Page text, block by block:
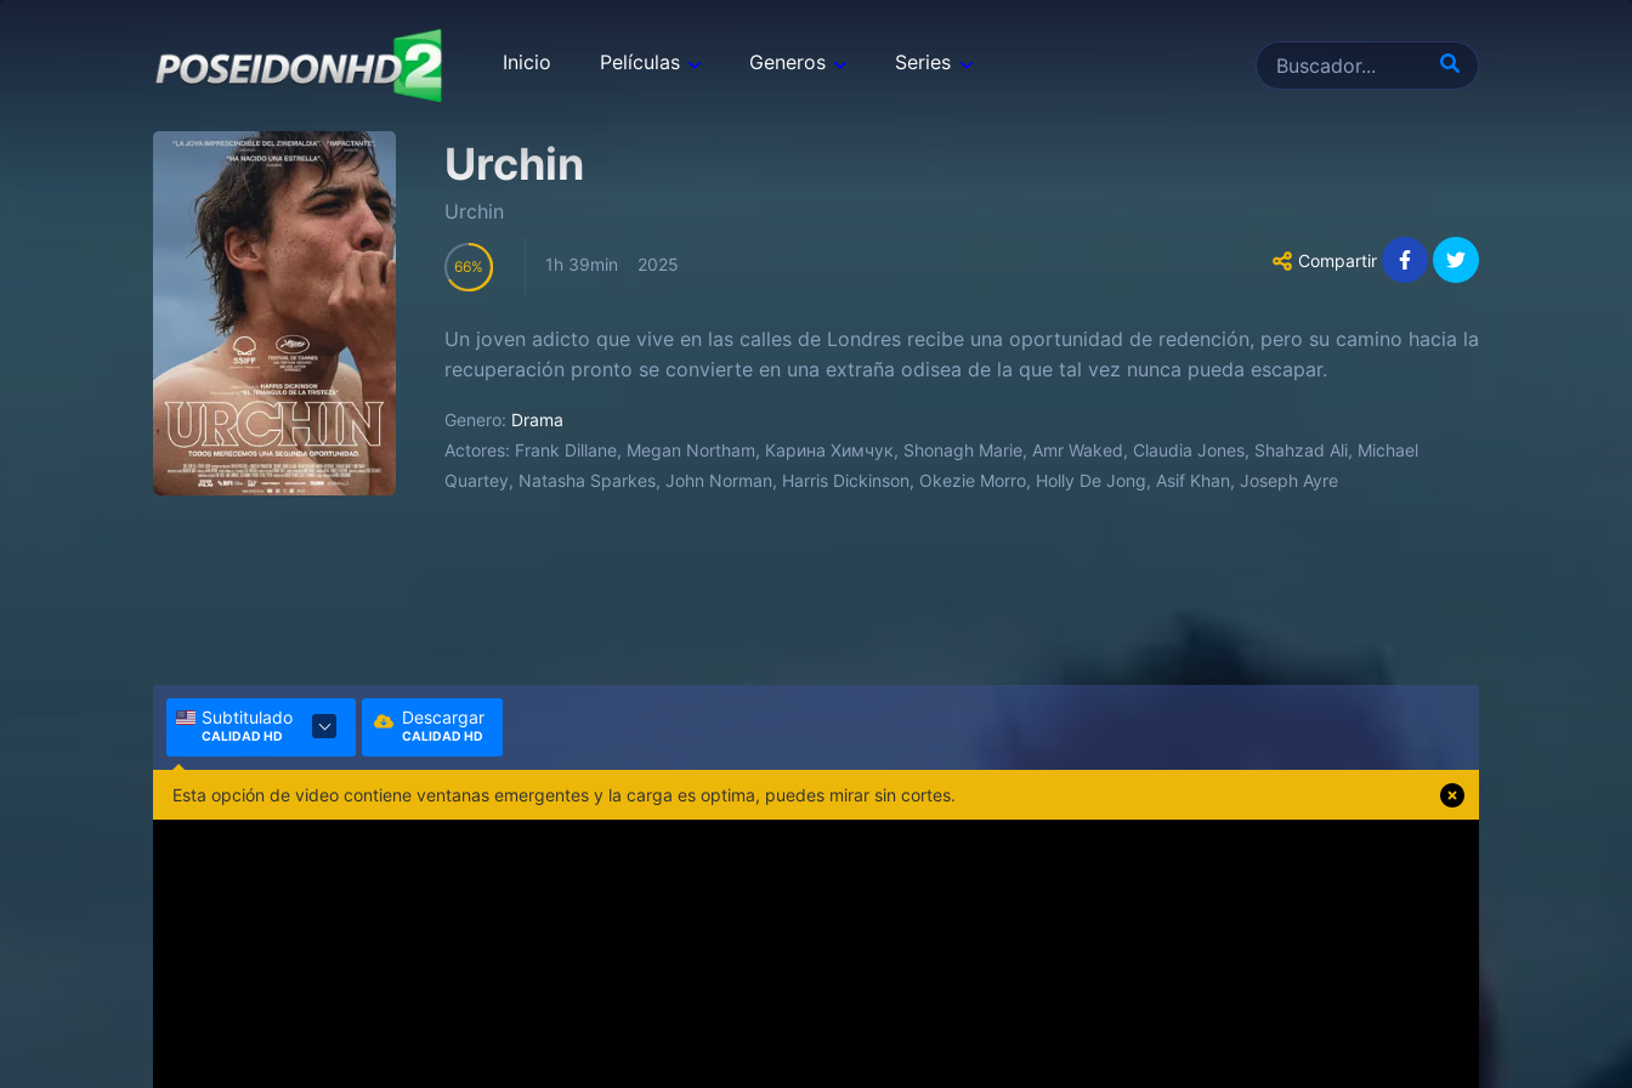
Inicio Películas Generos Series
Urchin
Urchin
66 1h 39min 2025 Compartir
Un joven adicto que vive en las calles de Londres recibe una oportunidad de redención, pero su camino hacia la
recuperación pronto se convierte en una extraña odisea de la que tal vez nunca pueda escapar.
Genero: Drama
Actores: Frank Dillane, Megan Northam, Карина Химчук, Shonagh Marie, Amr Waked, Claudia Jones, Shahzad Ali, Michael
Quartey, Natasha Sparkes, John Norman, Harris Dickinson, Okezie Morro, Holly De Jong, Asif Khan, Joseph Ayre
Subtitulado
CALIDAD HD
Descargar
CALIDAD HD
Esta opción de video contiene ventanas emergentes y la carga es optima, puedes mirar sin cortes.